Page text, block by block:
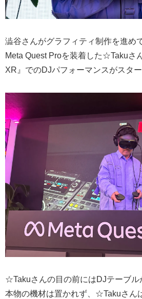
澁谷さんがグラフィティ制作を進め
Meta Quest Proを装着した☆Takuさ
XR』でのDJパフォーマンスがスター
☆Takuさんの目の前にはDJテーブル
本物の機材は置かれず、☆Takuさん